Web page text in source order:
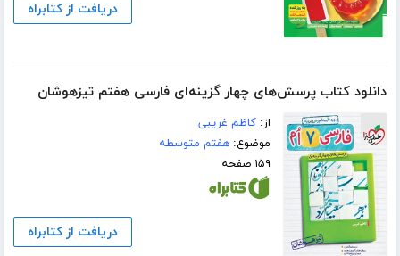
دریافت از کتابراه
دانلود کتاب پرسش‌های چهار گزینه‌ای فارسی هفتم تیزهوشان
از:کاظم غریبی
موضوع:هفتم متوسطه
۱۵۹ صفحه
دریافت از کتابراه